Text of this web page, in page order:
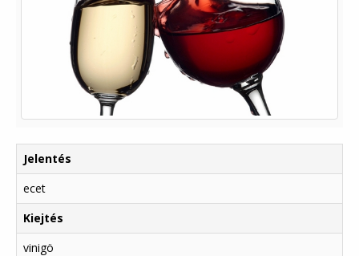
Jelentés
ecet
Kiejtés
vinigö